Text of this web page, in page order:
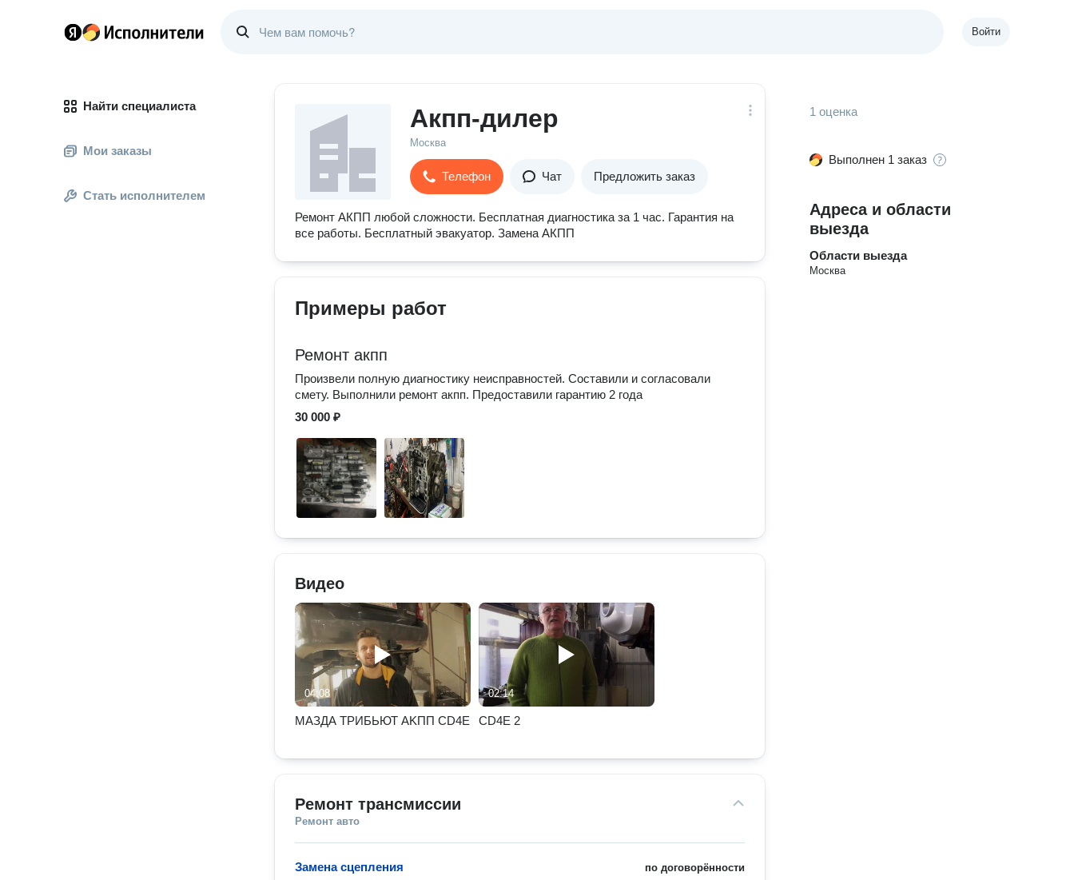
Войти
Найти специалиста
Мои заказы
Стать исполнителем
Акпп-дилер
Москва
Телефон Чат Предложить заказ
Ремонт АКПП любой сложности. Бесплатная диагностика за 1 час. Гарантия на
все работы. Бесплатный эвакуатор. Замена АКПП
Примеры работ
Ремонт акпп
Произвели полную диагностику неисправностей. Составили и согласовали
смету. Выполнили ремонт акпп. Предоставили гарантию 2 года
30 000 ₽
Видео
04:08
МАЗДА ТРИБЬЮТ AKПП CD4E
02:14
CD4E 2
Ремонт трансмиссии
Ремонт авто
по договорённости
Замена сцепления
1 оценка
Выполнен 1 заказ
Адреса и области
выезда
Области выезда
Москва